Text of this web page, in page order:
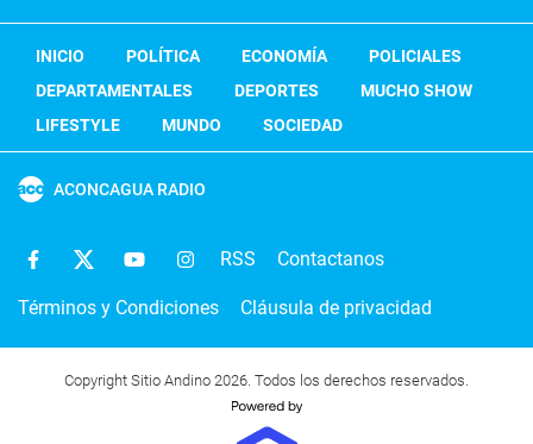
INICIO POLÍTICA ECONOMÍA
POLICIALES
DEPARTAMENTALES
DEPORTES
MUCHO SHOW
LIFESTYLE
MUNDO SOCIEDAD
ACONCAGUA RADIO
RSS Contactanos
Términos y Condiciones Cláusula de privacidad
Copyright Sitio Andino 2026. Todos los derechos reservados.